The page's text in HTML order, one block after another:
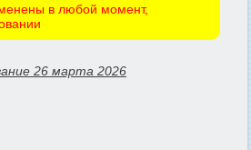
в любой момент,
26 марта 2026